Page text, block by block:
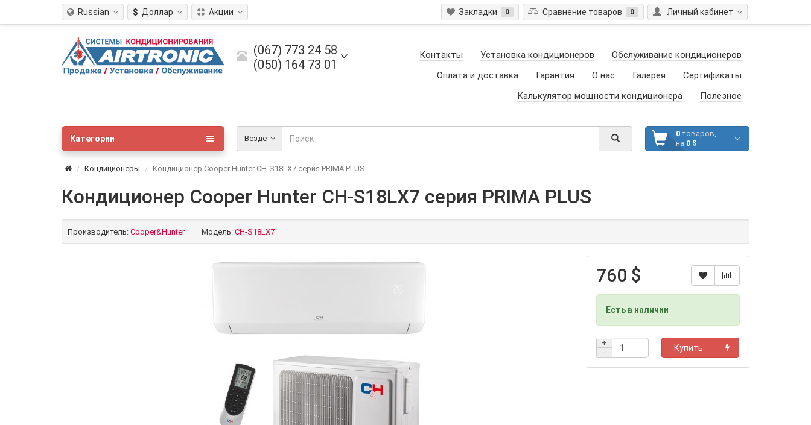
Russian $ Доллар Личный кабинет
Акции Закладки 0 Сравнение товаров 0
(067) 773 24 58
(050) 164 73 01
Контакты Установка кондиционеров
Обслуживание кондиционеров
Оплата и доставка
Гарантия О нас Галерея
Сертификаты
Калькулятор мощности кондиционера
Полезное
Везде
0товаров,
на 0 $
Категории
Кондиционеры Кондиционер Cooper Hunter CH-S18LX7 серия PRIMA PLUS
Кондиционер Cooper Hunter CH-S18LX7 серия PRIMA PLUS
Производитель: Cooper&Hunter Модель: CH-S18LX7
760 $
Есть в наличии
+
−
Купить